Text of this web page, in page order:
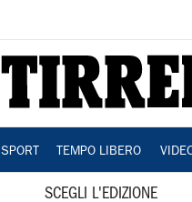
SPORT TEMPO LIBERO
SCEGLI L'EDIZIONE